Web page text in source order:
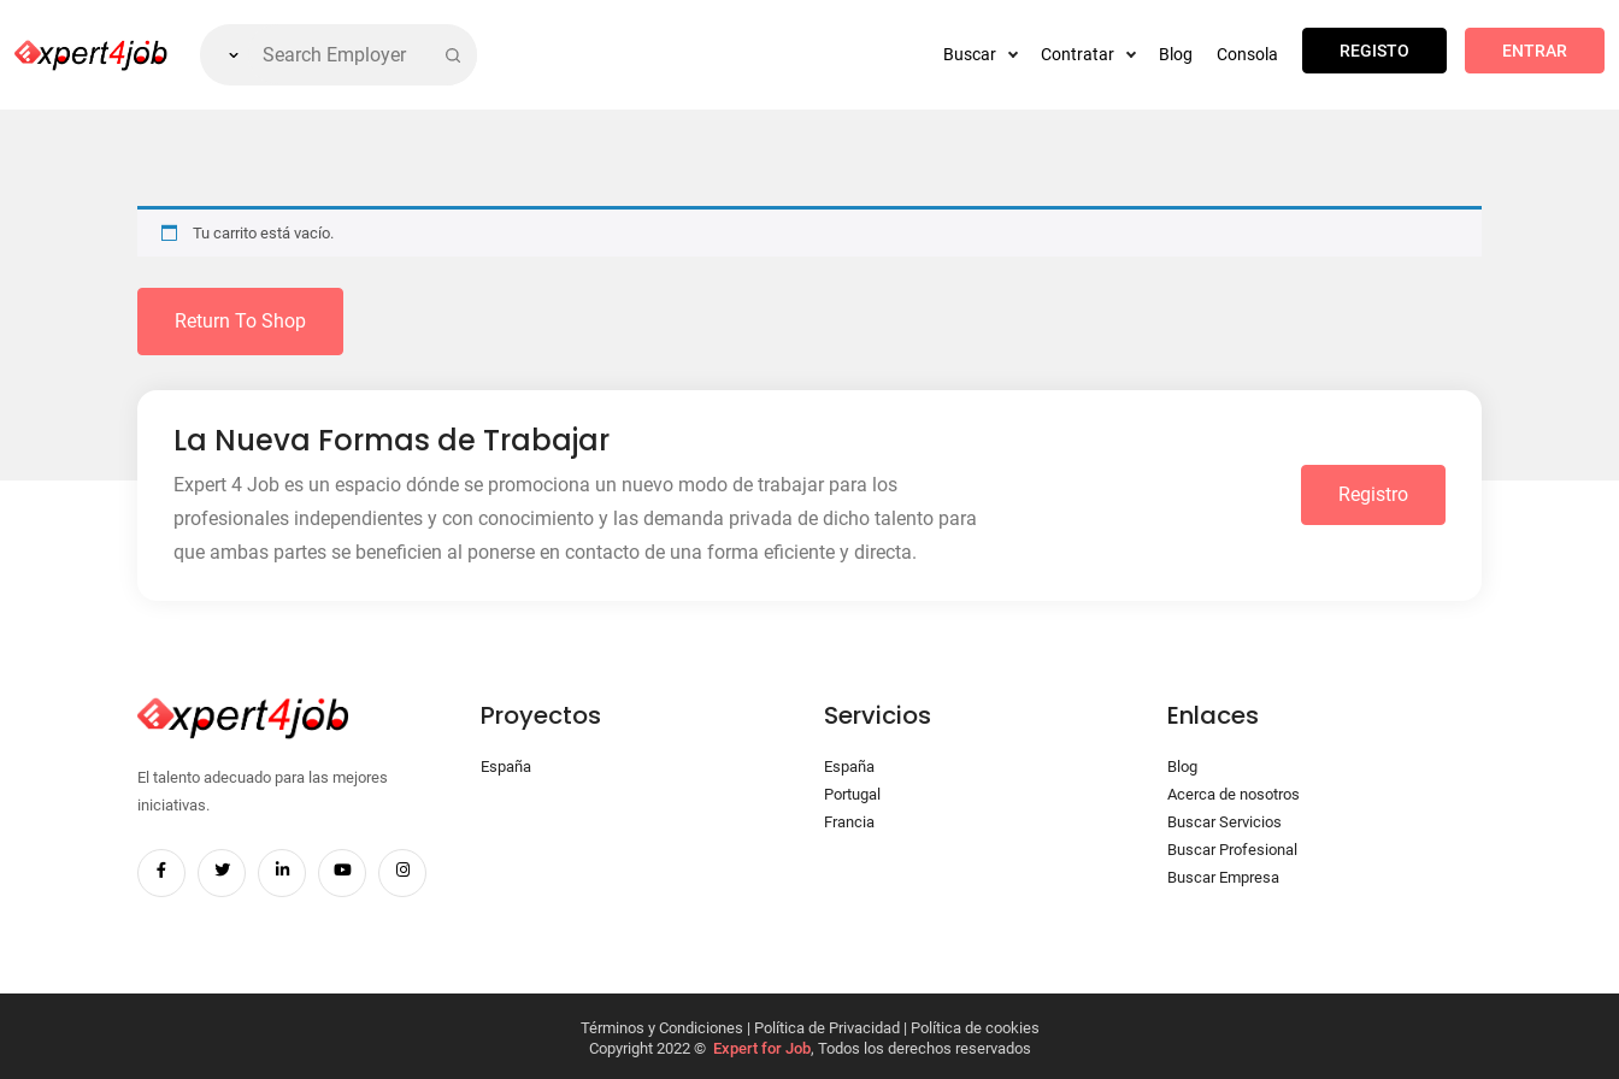
Buscar Contratar Blog Consola REGISTO ENTRAR
Tu carrito está vacío.
Return To Shop
La Nueva Formas de Trabajar
Expert 4 Job es un espacio dónde se promociona un nuevo modo de trabajar para los
profesionales independientes y con conocimiento y las demanda privada de dicho talento para
que ambas partes se beneficien al ponerse en contacto de una forma eficiente y directa.
Registro
El talento adecuado para las mejores
iniciativas.
Proyectos
España
Servicios
España
Portugal
Francia
Enlaces
Blog
Acerca de nosotros
Buscar Servicios
Buscar Profesional
Buscar Empresa
Términos y Condiciones | Política de Privacidad | Política de cookies
Copyright 2022 © Expert for Job, Todos los derechos reservados